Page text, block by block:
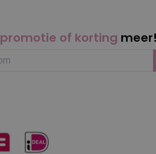
promotie of korting meer!